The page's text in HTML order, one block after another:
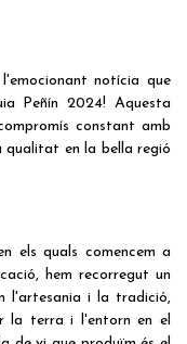
notícia que
Peñín 2024! Aquesta
constant amb
qualitat en la bella regió
els quals comencem a
hem recorregut un
l'artesania i la tradició,
la terra i l'entorn en el